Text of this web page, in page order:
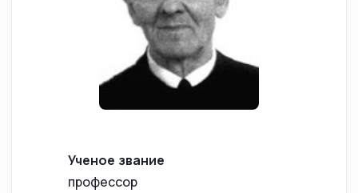
Ученое звание
профессор